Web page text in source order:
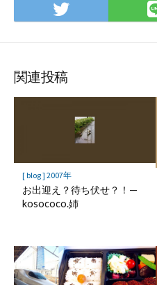
Twitter
で
関連投稿
[ blog ] 2007年
お出迎え？待ち伏せ？！—
kosococo.姉